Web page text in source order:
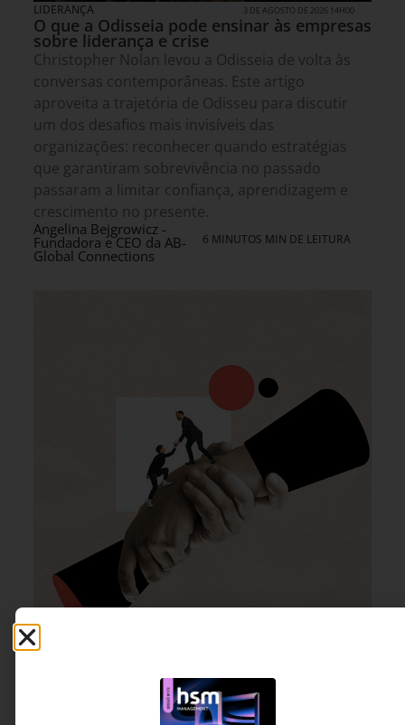
LIDERANÇA 3 DE AGOSTO DE 2026 14H00
O que a Odisseia pode ensinar às empresas
sobre liderança e crise
Christopher Nolan levou a Odisseia de volta às
conversas contemporâneas. Este artigo
aproveita a trajetória de Odisseu para discutir
um dos desafios mais invisíveis das
organizações: reconhecer quando estratégias
que garantiram sobrevivência no passado
passaram a limitar confiança, aprendizagem e
crescimento no presente.
Angelina Bejgrowicz -
Fundadora e CEO da AB-
Global Connections
6 MINUTOS MIN DE LEITURA
ARQUITETURA DE TRABALHO
3 DE AGOSTO DE 2026 08H00